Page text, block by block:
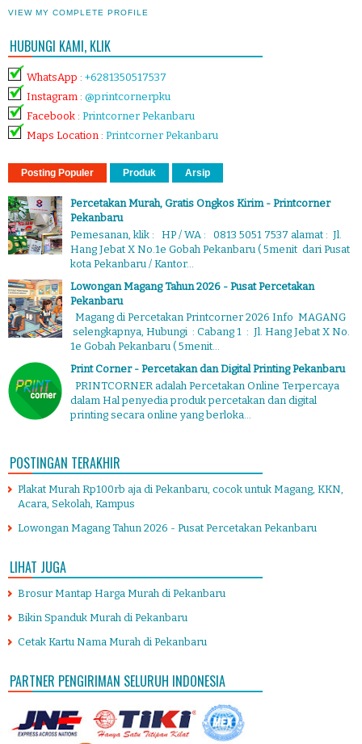
VIEW MY COMPLETE PROFILE
HUBUNGI KAMI, KLIK
WhatsApp : +6281350517537
Instagram : @printcornerpku
Facebook : Printcorner Pekanbaru
Maps Location : Printcorner Pekanbaru
Posting Populer Produk Arsip
Percetakan Murah, Gratis Ongkos Kirim - Printcorner
Pekanbaru
Pemesanan, klik : HP / WA : 0813 5051 7537 alamat : Jl.
Hang Jebat X No.1e Gobah Pekanbaru ( 5menit dari Pusat
kota Pekanbaru / Kantor...
Lowongan Magang Tahun 2026 - Pusat Percetakan
Pekanbaru
Magang di Percetakan Printcorner 2026 Info MAGANG
selengkapnya, Hubungi : Cabang 1 : Jl. Hang Jebat X No.
1e Gobah Pekanbaru ( 5menit...
Print Corner - Percetakan dan Digital Printing Pekanbaru
PRINTCORNER adalah Percetakan Online Terpercaya
dalam Hal penyedia produk percetakan dan digital
printing secara online yang berloka...
POSTINGAN TERAKHIR
Plakat Murah Rp100rb aja di Pekanbaru, cocok untuk Magang, KKN,
Acara, Sekolah, Kampus
Lowongan Magang Tahun 2026 - Pusat Percetakan Pekanbaru
LIHAT JUGA
Brosur Mantap Harga Murah di Pekanbaru
Bikin Spanduk Murah di Pekanbaru
Cetak Kartu Nama Murah di Pekanbaru
PARTNER PENGIRIMAN SELURUH INDONESIA